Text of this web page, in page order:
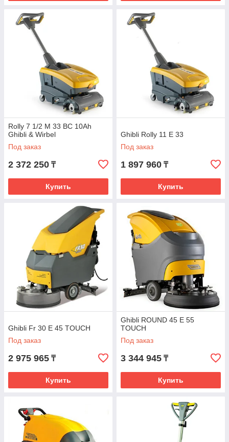
Rolly 7 1/2 М 33 BC 10Ah
Ghibli & Wirbel
Под заказ
2 372 250 ₸
Купить
Ghibli Rolly 11 Е 33
Под заказ
1 897 960 ₸
Купить
Ghibli Fr 30 Е 45 TOUCH
Под заказ
2 975 965 ₸
Купить
Ghibli ROUND 45 Е 55
TOUCH
Под заказ
3 344 945 ₸
Купить